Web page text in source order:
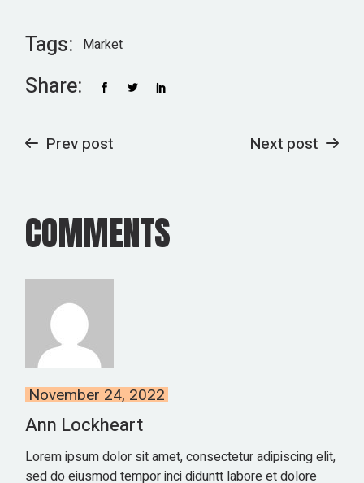
Tags: Market
Share:
Prev post Next post
COMMENTS
November 24, 2022
Ann Lockheart
Lorem ipsum dolor sit amet, consectetur adipiscing elit,
sed do eiusmod tempor inci diduntt labore et dolore